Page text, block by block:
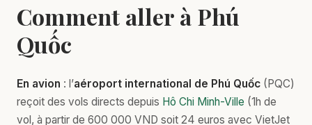
Comment aller à Phú
Quốc
En avion : l’aéroport international de Phú Quốc (PQC)
reçoit des vols directs depuis Hô Chi Minh-Ville (1h de
vol, à partir de 600 000 VND soit 24 euros avec VietJet